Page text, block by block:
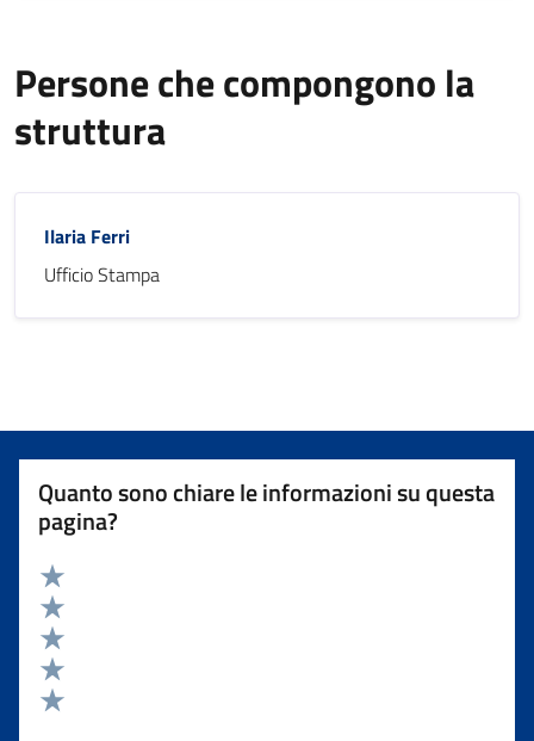
Persone che compongono la
struttura
Ilaria Ferri
Ufficio Stampa
Quanto sono chiare le informazioni su questa
pagina?
Valuta 5 stelle su 5
Valuta 4 stelle su 5
Valuta 3 stelle su 5
Valuta 2 stelle su 5